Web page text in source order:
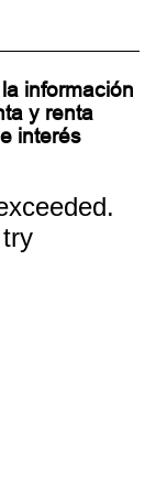
información
y renta
interés